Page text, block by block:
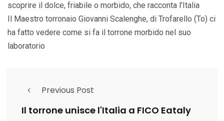
scoprire il dolce, friabile o morbido, che racconta l’Italia
Il Maestro torronaio Giovanni Scalenghe, di Trofarello (To) ci
ha fatto vedere come si fa il torrone morbido nel suo
laboratorio
Previous Post
Il torrone unisce l'Italia a FICO Eataly